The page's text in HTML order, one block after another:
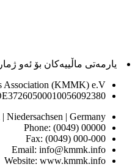
یارمەتی ماڵییەکان بۆ ئەو
Association (KMMK) e.V
Niedersachsen | Germany
Phone: (0049) 00000
Fax: (0049) 000-000
Email: info@kmmk.info
Website: www.kmmk.info